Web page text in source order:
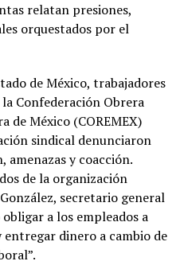
relatan presiones,
orquestados por el
de México, trabajadores
Confederación Obrera
de México (COREMEX)
sindical denunciaron
amenazas y coacción.
de la organización
secretario general
a los empleados a
dinero a cambio de